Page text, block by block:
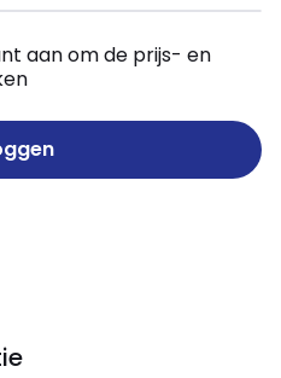
aan om de prijs- en